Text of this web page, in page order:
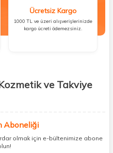
Ücretsiz Kargo
1000 TL ve üzeri alışverişlerinizde
kargo ücreti ödemezsiniz.
ve Takviye
ürünlerini sizlerle
dolaşmanıza gerek yok;
altında topluyor ve kapınıza kadar
Aboneliği
olmak için e-bültenimize abone